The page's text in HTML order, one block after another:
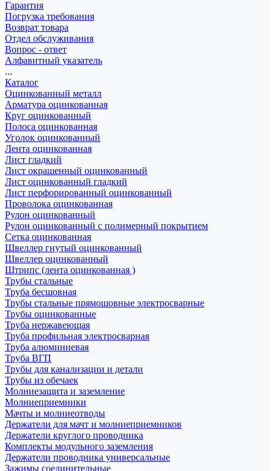
Гарантия
Погрузка требования
Возврат товара
Отдел обслуживания
Вопрос - ответ
Алфавитный указатель
...
Каталог
Оцинкованный металл
Арматура оцинкованная
Круг оцинкованный
Полоса оцинкованная
Уголок оцинкованный
Лента оцинкованная
Лист гладкий
Лист окрашенный оцинкованный
Лист оцинкованный гладкий
Лист перфорированный оцинкованный
Проволока оцинкованная
Рулон оцинкованный
Рулон оцинкованный с полимерный покрытием
Сетка оцинкованная
Швеллер гнутый оцинкованный
Швеллер оцинкованный
Штрипс (лента оцинкованная )
Трубы стальные
Труба бесшовная
Трубы стальные прямошовные электросварные
Трубы оцинкованные
Труба нержавеющая
Труба профильная электросварная
Труба алюминиевая
Труба ВГП
Трубы для канализации и детали
Трубы из обечаек
Молниезащита и заземление
Молниеприемники
Мачты и молниеотводы
Держатели для мачт и молниеприемников
Держатели круглого проводника
Комплекты модульного заземления
Держатели проводника универсальные
Зажимы соединительные